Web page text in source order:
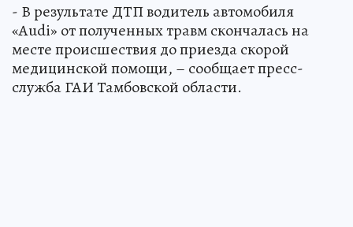
- В результате ДТП водитель автомобиля
«Аudi» от полученных травм скончалась на
месте происшествия до приезда скорой
медицинской помощи, – сообщает пресс-
служба ГАИ Тамбовской области.